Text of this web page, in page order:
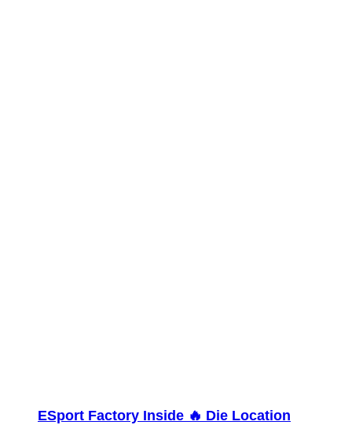
ESport Factory Inside 🔥 Die Location